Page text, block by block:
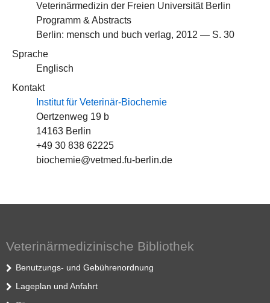
Veterinärmedizin der Freien Universität Berlin
Programm & Abstracts
Berlin: mensch und buch verlag, 2012 — S. 30
Sprache
Englisch
Kontakt
Institut für Veterinär-Biochemie
Oertzenweg 19 b
14163 Berlin
+49 30 838 62225
biochemie@vetmed.fu-berlin.de
Veterinärmedizinische Bibliothek
Benutzungs- und Gebührenordnung
Lageplan und Anfahrt